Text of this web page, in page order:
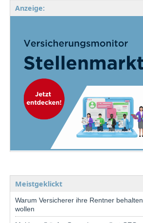
Anzeige:
Meistgeklickt
Warum Versicherer ihre Rentner behalten
wollen